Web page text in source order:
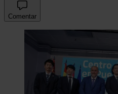
Comentar